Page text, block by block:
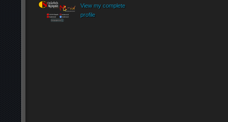
View my complete
profile